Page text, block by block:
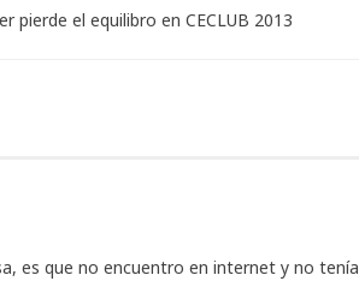
pierde el equilibro en CECLUB 2013
es que no encuentro en internet y no tenía